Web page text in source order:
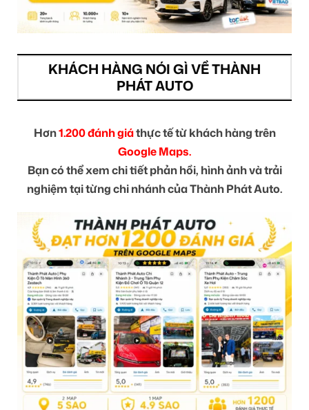
KHÁCH HÀNG NÓI GÌ VỀ THÀNH
PHÁT AUTO
Hơn1.200 đánh giáthực tế từ khách hàng trên
Google Maps.
Bạn có thể xem chi tiết phản hồi, hình ảnh và trải
nghiệm tại từng chi nhánh của Thành Phát Auto.